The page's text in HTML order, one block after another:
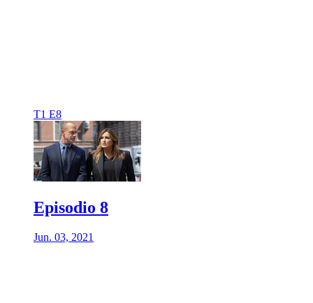
T1 E8
Episodio 8
Jun. 03, 2021